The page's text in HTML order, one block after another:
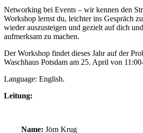
Networking bei Events – wir kennen den
Workshop lernst du, leichter ins Gespräch
wieder auszusteigen und gezielt auf dich
aufmerksam zu machen.
Der Workshop findet dieses Jahr auf der
Waschhaus Potsdam am 25. April von
Language: English.
Leitung:
Name: Jörn Krug